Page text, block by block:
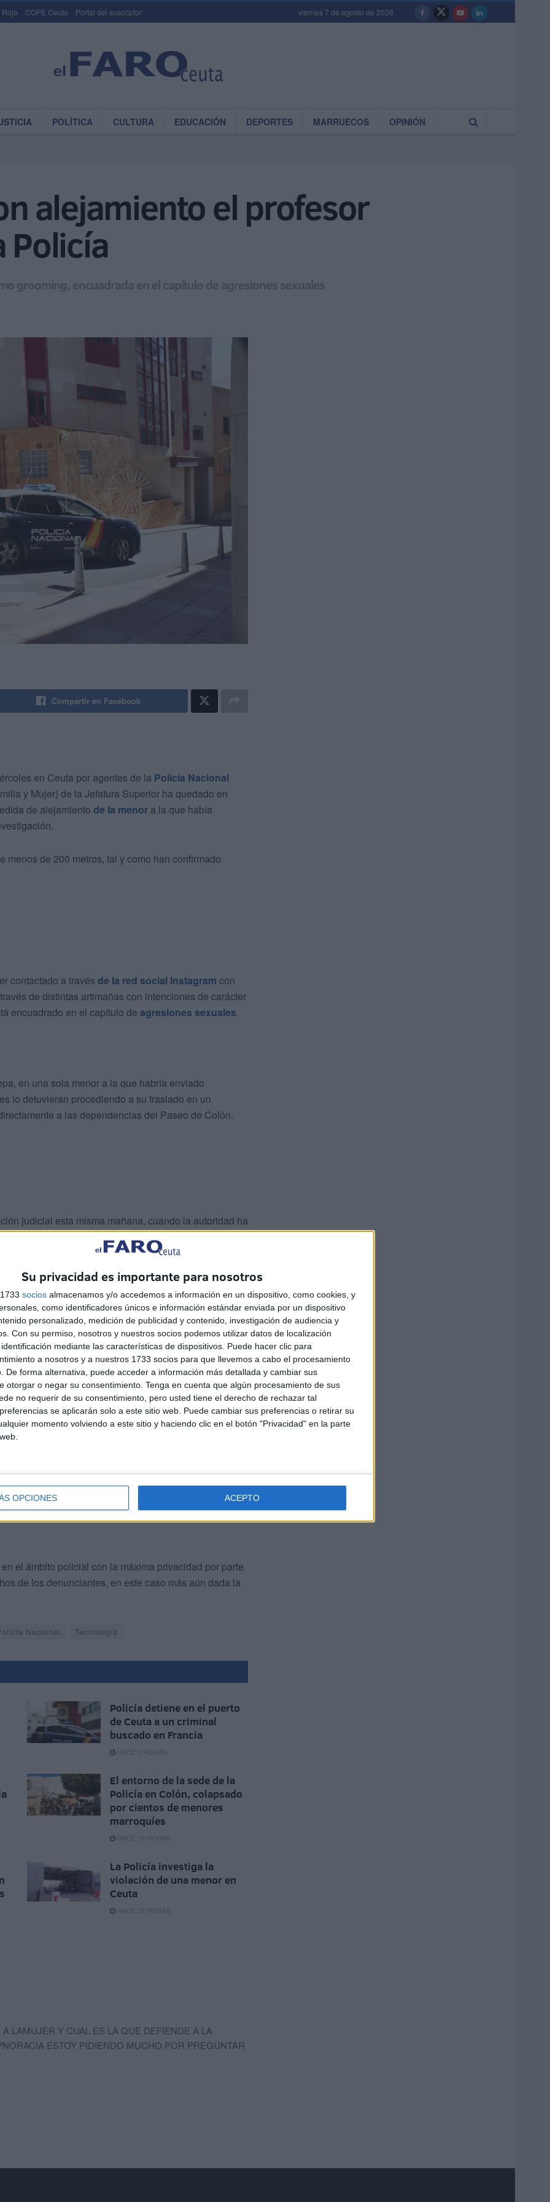
Su privacidad es importante para nosotros
socios almacenamos y/o accedemos a información en un dispositivo, como cookies, y
como identificadores únicos e información estándar enviada por un dispositivo
personalizado, medición de publicidad y contenido, investigación de audiencia y
Con su permiso, nosotros y nuestros socios podemos utilizar datos de localización
mediante las características de dispositivos. Puede hacer clic para
a nosotros y a nuestros 1733 socios para que llevemos a cabo el procesamiento
De forma alternativa, puede acceder a información más detallada y cambiar sus
otorgar o negar su consentimiento. Tenga en cuenta que algún procesamiento de sus
no requerir de su consentimiento, pero usted tiene el derecho de rechazar tal
se aplicarán solo a este sitio web. Puede cambiar sus preferencias o retirar su
momento volviendo a este sitio y haciendo clic en el botón "Privacidad" en la parte
OPCIONES ACEPTO
Roja COPE Ceuta Portal del suscriptor viernes 7 de agosto de 2026
POLÍTICA CULTURA EDUCACIÓN DEPORTES MARRUECOS OPINIÓN
alejamiento el profesor
Policía
grooming, encuadrada en el capítulo de agresiones sexuales
Compartir en Facebook
en Ceuta por agentes de la Policía Nacional
y Mujer) de la Jefatura Superior ha quedado en
de alejamiento de la menor a la que había
de 200 metros, tal y como han confirmado
contactado a través de la red social Instagram con
de distintas artimañas con intenciones de carácter
encuadrado en el capítulo de agresiones sexuales.
en una sola menor a la que habría enviado
lo detuvieran procediendo a su traslado en un
a las dependencias del Paseo de Colón.
judicial esta misma mañana, cuando la autoridad ha
y ahora será objeto de análisis el contenido de esos
mismos por parte de adulto a menor.
para aclarar unos hechos que han causado impacto en
en la recta final del curso escolar- se vio
el ámbito policial con la máxima privacidad por parte
de los denunciantes, en este caso más aún dada la
Nacional Tecnología
Policía detiene en el puerto
de Ceuta a un criminal
buscado en Francia
HACE 3 HORAS
El entorno de la sede de la
Policía en Colón, colapsado
por cientos de menores
marroquíes
HACE 19 HORAS
La Policía investiga la
violación de una menor en
Ceuta
HACE 22 HORAS
LAMUJER Y CUAL ES LA QUE DEFIENDE A LA
ESTOY PIDIENDO MUCHO POR PREGUNTAR